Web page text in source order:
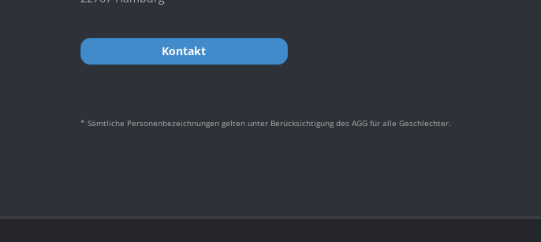
Kontakt
* Sämtliche Personenbezeichnungen gelten unter Berücksichtigung des AGG für alle Geschlechter.